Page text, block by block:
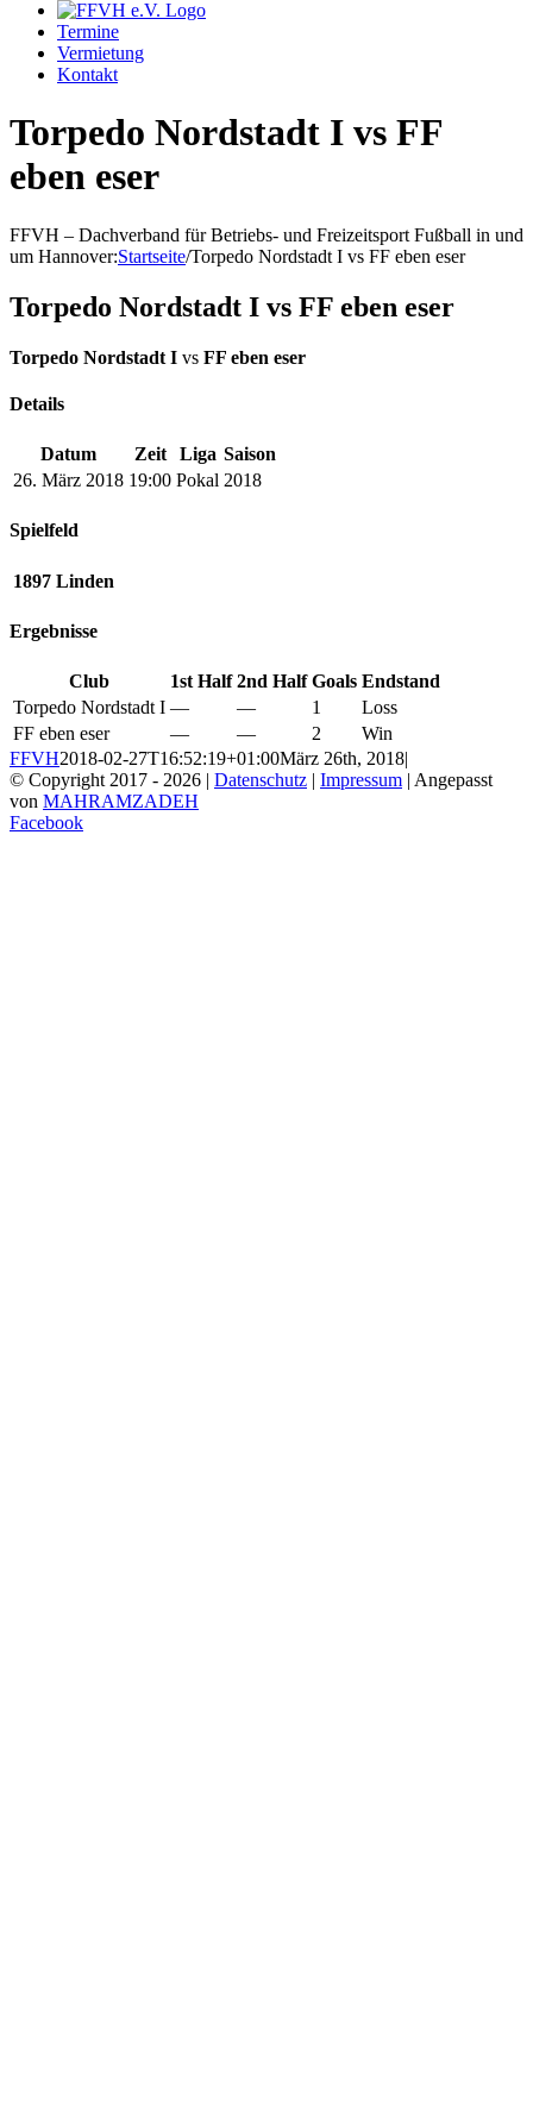
Termine
Vermietung
Kontakt
Torpedo Nordstadt I vs FF
eben eser
FFVH – Dachverband für Betriebs- und Freizeitsport Fußball in und
um Hannover:Startseite/Torpedo Nordstadt I vs FF eben eser
Torpedo Nordstadt I vs FF eben eser
Torpedo Nordstadt I vs FF eben eser
Details
Datum Zeit Liga Saison
26. März 2018 19:00 Pokal 2018
Spielfeld
1897 Linden
Ergebnisse
Club 1st Half 2nd Half Goals Endstand
Torpedo Nordstadt I — — 1
Loss
FF eben eser
— — 2
Win
FFVH2018-02-27T16:52:19+01:00März 26th, 2018|
© Copyright 2017 - 2026 | Datenschutz | Impressum | Angepasst
von MAHRAMZADEH
Facebook